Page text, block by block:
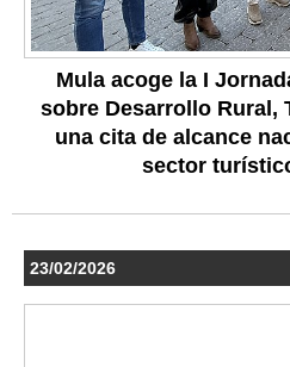
Mula acoge la I
sobre Desarrollo Rural,
una cita de alcance
sector
23/02/2026